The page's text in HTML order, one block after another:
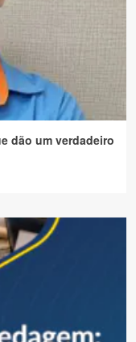
dão um verdadeiro